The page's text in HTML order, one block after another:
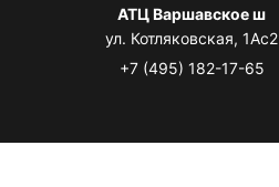
АТЦ Варшавское ш
ул. Котляковская, 1Ас2
+7 (495) 182-17-65